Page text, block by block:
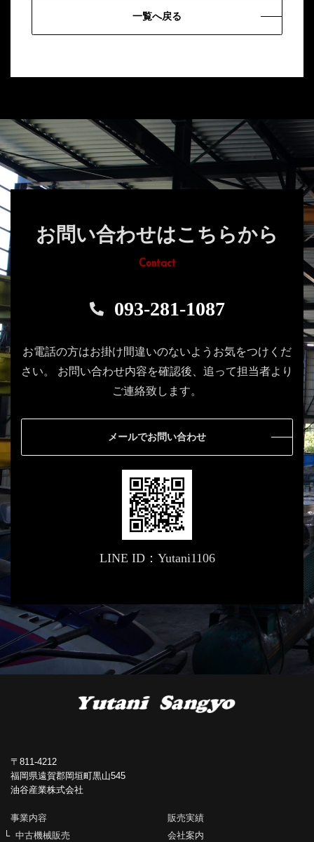
一覧へ戻る
お問い合わせはこちらから
Contact
093-281-1087
お電話の方はお掛け間違いのないようお気をつけくだ
さい。
お問い合わせ内容を確認後、追って担当者より
ご連絡致します。
メールでお問い合わせ
LINE ID：Yutani1106
〒811-4212
福岡県遠賀郡岡垣町黒山545
油谷産業株式会社
事業内容
中古機械販売
販売実績
会社案内